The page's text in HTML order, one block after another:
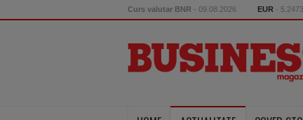
Curs valutar BNR - 09.08.2026 EUR -